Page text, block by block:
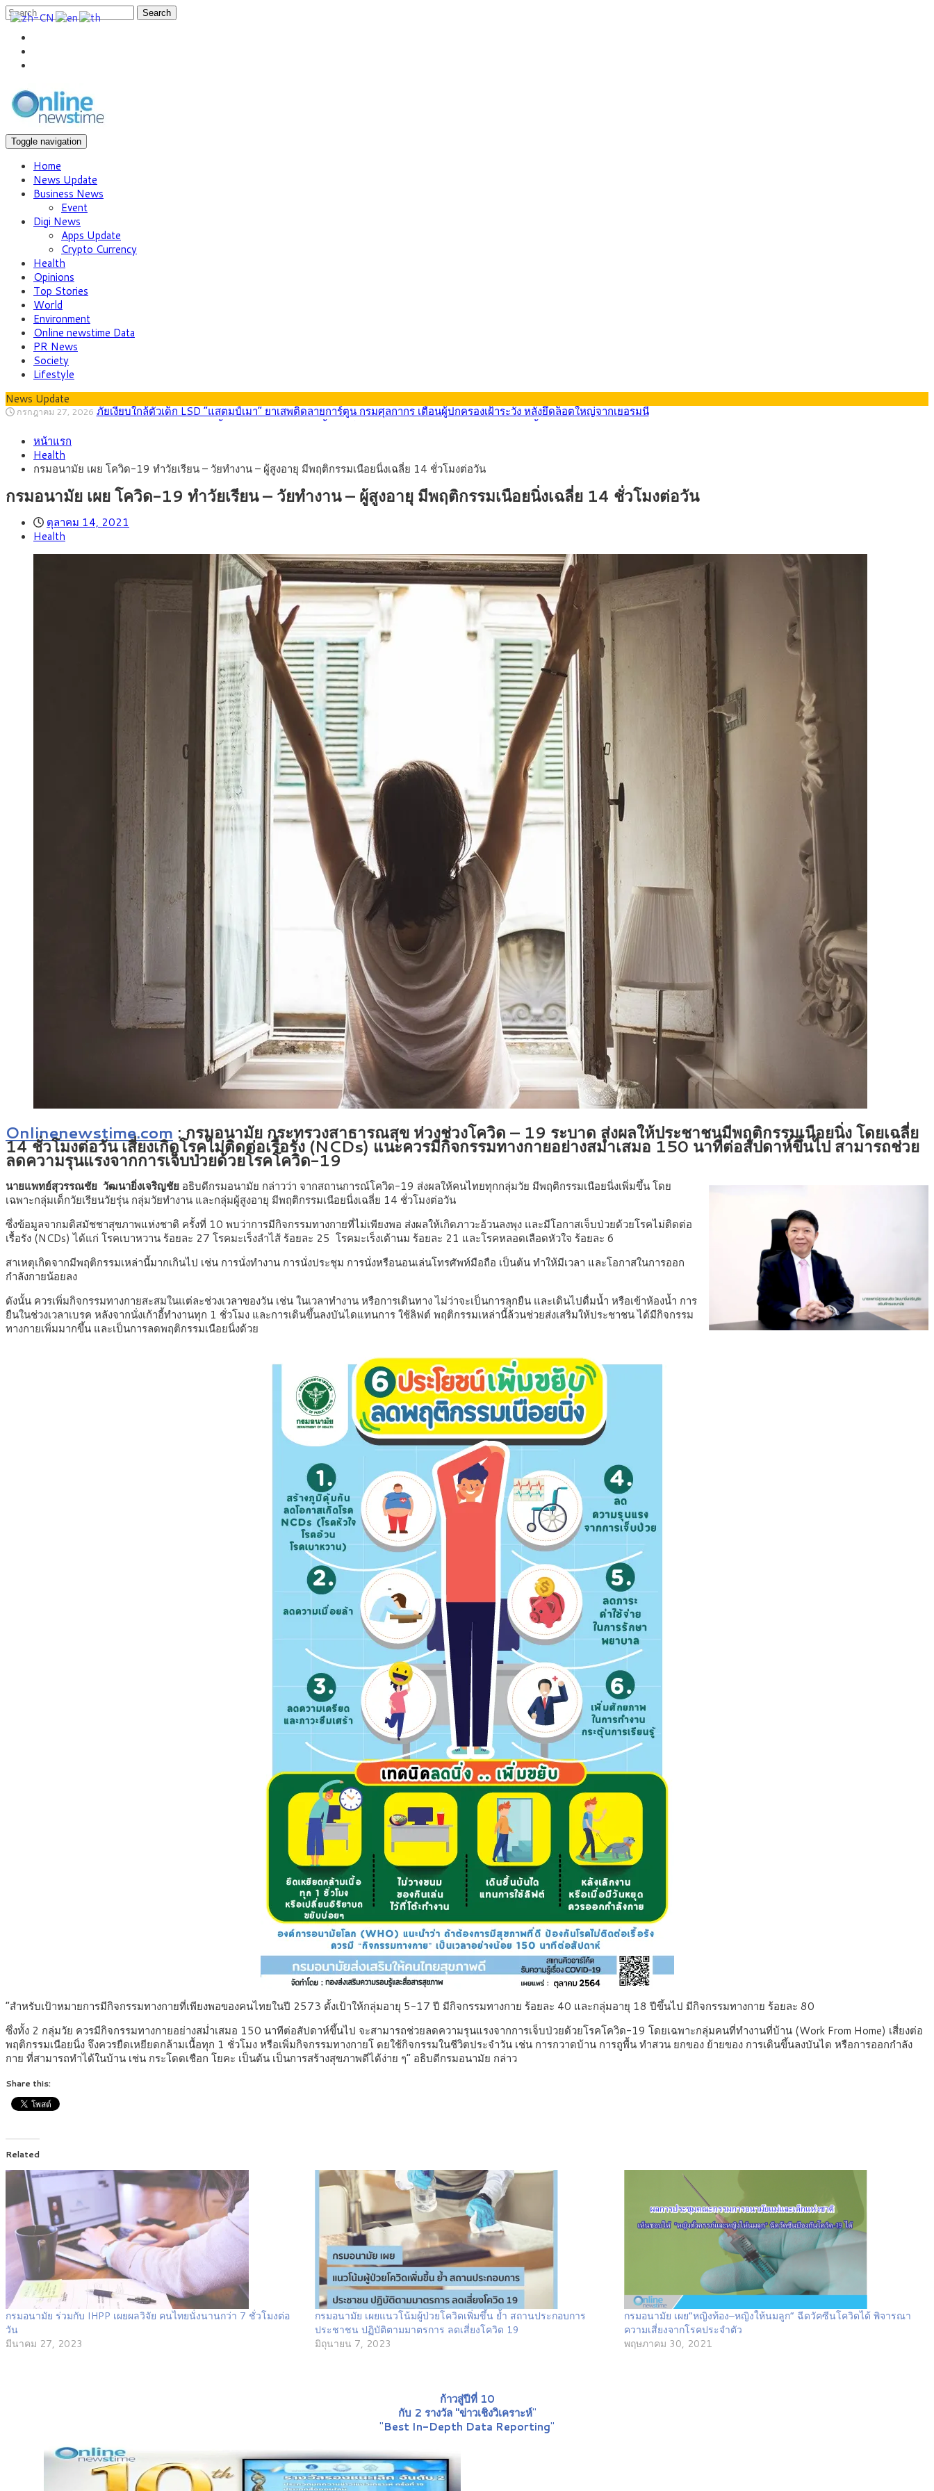
Search
Toggle navigation
Home
News Update
Business News
Event
Digi News
Apps Update
Crypto Currency
Health
Opinions
Top Stories
World
Environment
Online newstime Data
PR News
Society
Lifestyle
News Update
กรกฎาคม 27, 2026 กรุงศรี คาดเงินบาทสัปดาห์นี้ (27–31 ก.ค. 2569) ซื้อขายในกรอบ 33.40-34.00 มองเฟดคงดอกเบี้ย
สิงหาคม 4, 2026
สิงหาคม 3, 2026
สิงหาคม 1, 2026 “เอกนิติ” เปิดเครื่องยนต์เศรษฐกิจใหม่ของไทย เดินหน้า 5 ยุทธศาสตร์ รื้อโครงสร้างเศรษฐกิจ ดันไทยโตเต็มศักยภาพ
กรกฎาคม 27, 2026 ภัยเงียบใกล้ตัวเด็ก LSD “แสตมป์เมา” ยาเสพติดลายการ์ตูน กรมศุลกากร เตือนผู้ปกครองเฝ้าระวัง หลังยึดล็อตใหญ่จากเยอรมนี
หน้าแรก
Health
กรมอนามัย เผย โควิด-19 ทำวัยเรียน – วัยทำงาน – ผู้สูงอายุ มีพฤติกรรมเนือยนิ่งเฉลี่ย 14 ชั่วโมงต่อวัน
กรมอนามัย เผย โควิด-19 ทำวัยเรียน – วัยทำงาน – ผู้สูงอายุ มีพฤติกรรมเนือยนิ่งเฉลี่ย 14 ชั่วโมงต่อวัน
ตุลาคม 14, 2021
Health
Onlinenewstime.com :กรมอนามัย กระทรวงสาธารณสุข ห่วงช่วงโควิด – 19 ระบาด ส่งผลให้ประชาชนมีพฤติกรรมเนือยนิ่ง โดยเฉลี่ย
14 ชั่วโมงต่อวัน เสี่ยงเกิดโรคไม่ติดต่อเรื้อรัง (NCDs) แนะควรมีกิจกรรมทางกายอย่างสม่ำเสมอ 150 นาทีต่อสัปดาห์ขึ้นไป สามารถช่วย
ลดความรุนแรงจากการเจ็บป่วยด้วยโรคโควิด-19
นายแพทย์สุวรรณชัย วัฒนายิ่งเจริญชัย อธิบดีกรมอนามัย กล่าวว่า จากสถานการณ์โควิด-19 ส่งผลให้คนไทยทุกกลุ่มวัย มีพฤติกรรมเนือยนิ่งเพิ่มขึ้น โดย
เฉพาะกลุ่มเด็กวัยเรียนวัยรุ่น กลุ่มวัยทำงาน และกลุ่มผู้สูงอายุ มีพฤติกรรมเนือยนิ่งเฉลี่ย 14 ชั่วโมงต่อวัน
ซึ่งข้อมูลจากมติสมัชชาสุขภาพแห่งชาติ ครั้งที่ 10 พบว่าการมีกิจกรรมทางกายที่ไม่เพียงพอ ส่งผลให้เกิดภาวะอ้วนลงพุง และมีโอกาสเจ็บป่วยด้วยโรคไม่ติดต่อ
เรื้อรัง (NCDs) ได้แก่ โรคเบาหวาน ร้อยละ 27 โรคมะเร็งลำไส้ ร้อยละ 25 โรคมะเร็งเต้านม ร้อยละ 21 และโรคหลอดเลือดหัวใจ ร้อยละ 6
สาเหตุเกิดจากมีพฤติกรรมเหล่านี้มากเกินไป เช่น การนั่งทำงาน การนั่งประชุม การนั่งหรือนอนเล่นโทรศัพท์มือถือ เป็นต้น ทำให้มีเวลา และโอกาสในการออก
กำลังกายน้อยลง
ดังนั้น ควรเพิ่มกิจกรรมทางกายสะสมในแต่ละช่วงเวลาของวัน เช่น ในเวลาทำงาน หรือการเดินทาง ไม่ว่าจะเป็นการลุกยืน และเดินไปดื่มน้ำ หรือเข้าห้องน้ำ การ
ยืนในช่วงเวลาเบรค หลังจากนั่งเก้าอี้ทำงานทุก 1 ชั่วโมง และการเดินขึ้นลงบันไดแทนการ ใช้ลิฟต์ พฤติกรรมเหล่านี้ล้วนช่วยส่งเสริมให้ประชาชน ได้มีกิจกรรม
ทางกายเพิ่มมากขึ้น และเป็นการลดพฤติกรรมเนือยนิ่งด้วย
“สำหรับเป้าหมายการมีกิจกรรมทางกายที่เพียงพอของคนไทยในปี 2573 ตั้งเป้าให้กลุ่มอายุ 5-17 ปี มีกิจกรรมทางกาย ร้อยละ 40 และกลุ่มอายุ 18 ปีขึ้นไป มีกิจกรรมทางกาย ร้อยละ 80
ซึ่งทั้ง 2 กลุ่มวัย ควรมีกิจกรรมทางกายอย่างสม่ำเสมอ 150 นาทีต่อสัปดาห์ขึ้นไป จะสามารถช่วยลดความรุนแรงจากการเจ็บป่วยด้วยโรคโควิด-19 โดยเฉพาะกลุ่มคนที่ทำงานที่บ้าน (Work From Home) เสี่ยงต่อ
พฤติกรรมเนือยนิ่ง จึงควรยืดเหยียดกล้ามเนื้อทุก 1 ชั่วโมง หรือเพิ่มกิจกรรมทางกายโ ดยใช้กิจกรรมในชีวิตประจำวัน เช่น การกวาดบ้าน การถูพื้น ทำสวน ยกของ ย้ายของ การเดินขึ้นลงบันได หรือการออกกำลัง
กาย ที่สามารถทำได้ในบ้าน เช่น กระโดดเชือก โยคะ เป็นต้น เป็นการสร้างสุขภาพดีได้ง่าย ๆ” อธิบดีกรมอนามัย กล่าว
Share this:
Related
กรมอนามัย ร่วมกับ IHPP เผยผลวิจัย คนไทยนั่งนานกว่า 7 ชั่วโมงต่อ
วัน
มีนาคม 27, 2023
กรมอนามัย เผยแนวโน้มผู้ป่วยโควิดเพิ่มขึ้น ย้ำ สถานประกอบการ
ประชาชน ปฏิบัติตามมาตรการ ลดเสี่ยงโควิด 19
มิถุนายน 7, 2023
กรมอนามัย เผย“หญิงท้อง–หญิงให้นมลูก” ฉีดวัคซีนโควิดได้ พิจารณา
ความเสี่ยงจากโรคประจำตัว
พฤษภาคม 30, 2021
ก้าวสู่ปีที่ 10
กับ 2 รางวัล "ข่าวเชิงวิเคราะห์"
"Best In-Depth Data Reporting"